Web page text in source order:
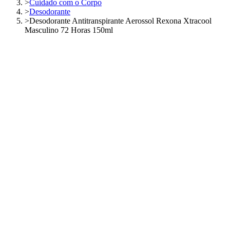
>Cuidado com o Corpo
>Desodorante
>Desodorante Antitranspirante Aerossol Rexona Xtracool
Masculino 72 Horas 150ml